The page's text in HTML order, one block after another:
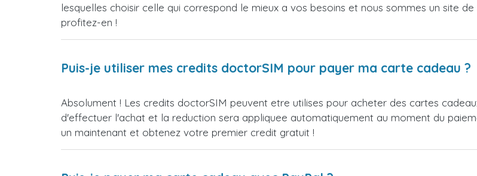
lesquelles choisir celle qui correspond le mieux a vos besoins et nous sommes un site
profitez-en !
Puis-je utiliser mes credits doctorSIM pour payer ma carte cadeau ?
Absolument ! Les credits doctorSIM peuvent etre utilises pour acheter des cartes
d'effectuer l'achat et la reduction sera appliquee automatiquement au moment du
un maintenant et obtenez votre premier credit gratuit !